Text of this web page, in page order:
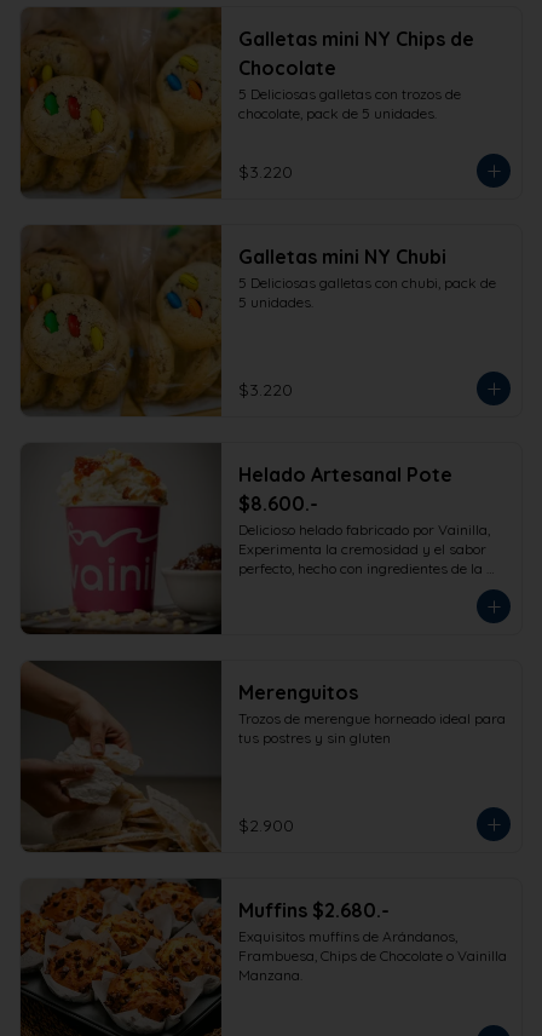
Galletas mini NY Chips de
Chocolate
5 Deliciosas galletas con trozos de
chocolate, pack de 5 unidades.
$3.220
Galletas mini NY Chubi
5 Deliciosas galletas con chubi, pack de
5 unidades.
$3.220
Helado Artesanal Pote
$8.600.-
Delicioso helado fabricado por Vainilla,
Experimenta la cremosidad y el sabor
perfecto, hecho con ingredientes de la
más alta calidad para que disfrutes en
Merenguitos
Trozos de merengue horneado ideal para
tus postres y sin gluten
$2.900
Muffins $2.680.-
Exquisitos muffins de Arándanos,
Frambuesa, Chips de Chocolate o Vainilla
Manzana.